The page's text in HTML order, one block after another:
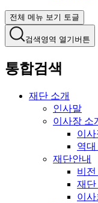
전체 메뉴 보기 토글
검색영역 열기버튼
통합검색
재단 소개
인사말
이사장 소
이
역
재단안내
비
재단
이사